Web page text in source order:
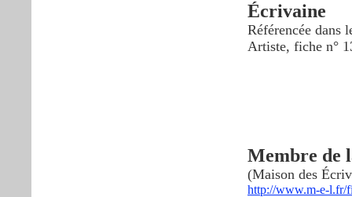
Écrivaine
Référencée dans
Artiste, fiche n°
Membre de
(Maison des
http://www.m-e-l.fr/